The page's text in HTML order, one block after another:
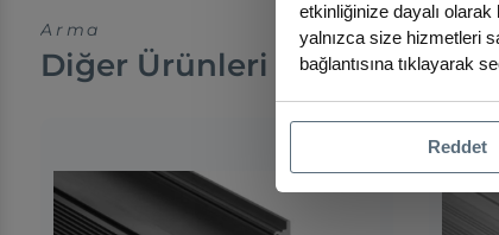
Arma
Diğer Ürünleri İnceleyin
etkinliğinize dayalı
yalnızca size hizmetleri
bağlantısına tıklayarak
Reddet